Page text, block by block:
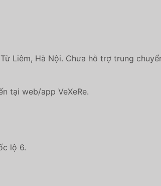
Liêm, Hà Nội. Chưa hỗ trợ trung
tại web/app VeXeRe.
lộ 6.